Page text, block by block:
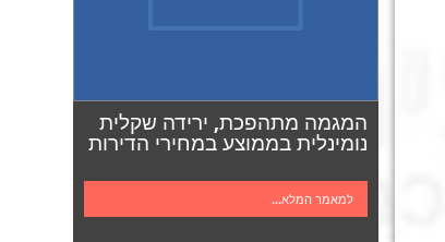
המגמה מתהפכת, ירידה שקלית
נומינלית בממוצע במחירי הדירות
למאמר המלא...